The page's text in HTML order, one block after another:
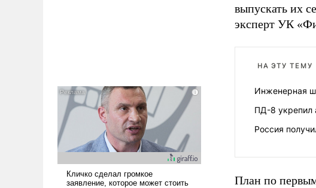
выпускать их
эксперт УК
НА ЭТУ ТЕМУ
Инженерная
ПД-8 укрепил
Россия
План по